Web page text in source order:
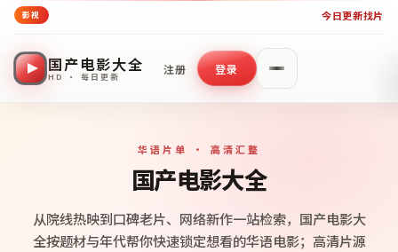
影视 今日更新找片
国产电影大全
HD · 每日更新
注册 登录
华语片单 · 高清汇整
国产电影大全
从院线热映到口碑老片、网络新作一站检索，国产电影大
全按题材与年代帮你快速锁定想看的华语电影；高清片源